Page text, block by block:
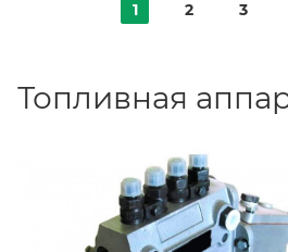
1 2 3
Топливная